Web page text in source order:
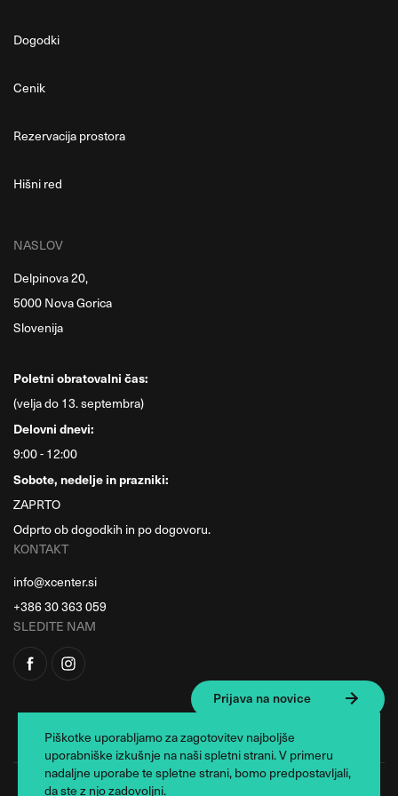
Dogodki
Cenik
Rezervacija prostora
Hišni red
NASLOV
Delpinova 20,
5000 Nova Gorica
Slovenija
Poletni obratovalni čas:
(velja do 13. septembra)
Delovni dnevi:
9:00 - 12:00
Sobote, nedelje in prazniki:
ZAPRTO
Odprto ob dogodkih in po dogovoru.
KONTAKT
info@xcenter.si
+386 30 363 059
SLEDITE NAM
Prijava na novice
Piškotke uporabljamo za zagotovitev najboljše
uporabniške izkušnje na naši spletni strani. V primeru
nadaljne uporabe te spletne strani, bomo predpostavljali,
da ste z njo zadovoljni.